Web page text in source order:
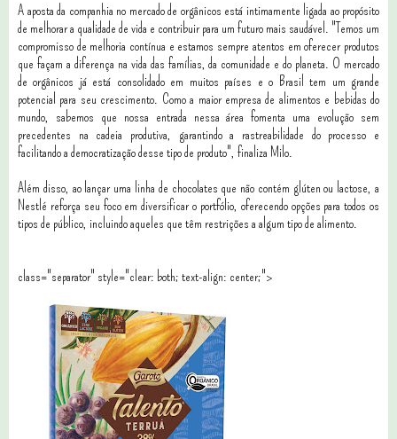
A aposta da companhia no mercado de orgânicos está intimamente ligada ao propósito
de melhorar a qualidade de vida e contribuir para um futuro mais saudável. "Temos um
compromisso de melhoria contínua e estamos sempre atentos em oferecer produtos
que façam a diferença na vida das famílias, da comunidade e do planeta. O mercado
de orgânicos já está consolidado em muitos países e o Brasil tem um grande
potencial para seu crescimento. Como a maior empresa de alimentos e bebidas do
mundo, sabemos que nossa entrada nessa área fomenta uma evolução sem
precedentes na cadeia produtiva, garantindo a rastreabilidade do processo e
facilitando a democratização desse tipo de produto", finaliza Milo.
Além disso, ao lançar uma linha de chocolates que não contém glúten ou lactose, a
Nestlé reforça seu foco em diversificar o portfólio, oferecendo opções para todos os
tipos de público, incluindo aqueles que têm restrições a algum tipo de alimento.
class="separator" style="clear: both; text-align: center;">